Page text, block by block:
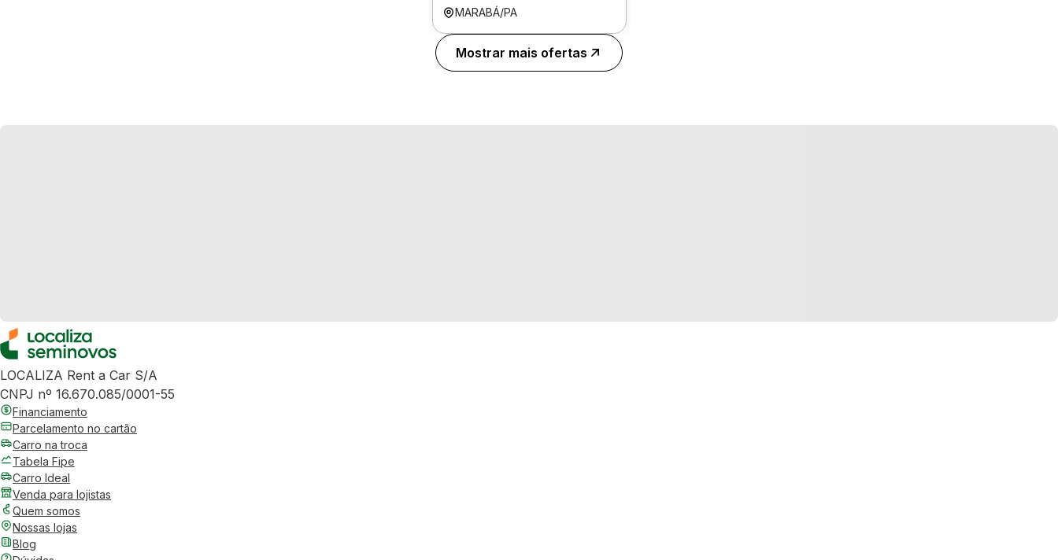
MARABÁ/PA
Mostrar mais ofertas
LOCALIZA Rent a Car S/A
CNPJ nº 16.670.085/0001-55
Financiamento
Parcelamento no cartão
Carro na troca
Tabela Fipe
Carro Ideal
Venda para lojistas
Quem somos
Nossas lojas
Blog